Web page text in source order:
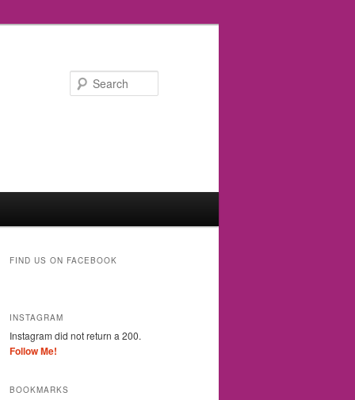
FIND US ON FACEBOOK
INSTAGRAM
Instagram did not return a 200.
Follow Me!
BOOKMARKS